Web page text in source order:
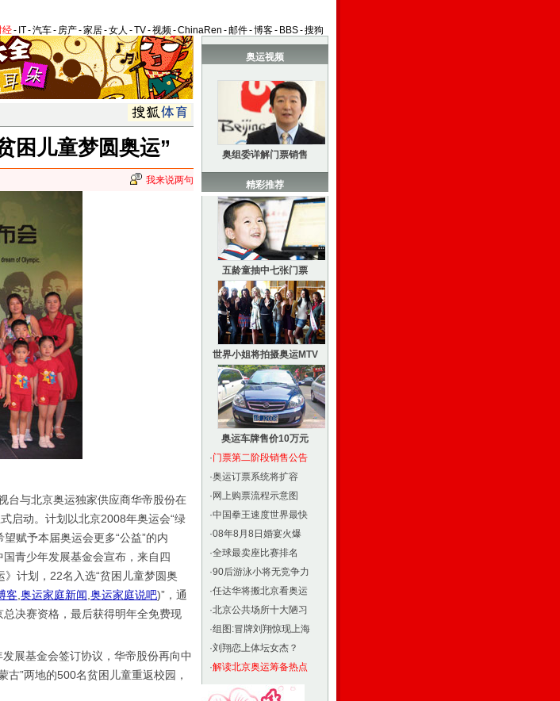
经- IT-汽车- 房产-家居-女人 -TV-视频-ChinaRen -邮件-博客- BBS-搜狗
困儿童梦圆奥运”
我来说两句
与北京奥运独家供应商华帝股份在
启动。计划以北京2008年奥运会“绿
赋予本届奥运会更多“公益”的内
青少年发展基金会宣布，来自四
计划，22名入选“贫困儿童梦圆奥
客 奥运家庭新闻 奥运家庭说吧)”，通
决赛资格，最后获得明年全免费现
展基金会签订协议，华帝股份再向中
”两地的500名贫困儿童重返校园，
奥运视频
奥组委详解门票销售
精彩推荐
五龄童抽中七张门票
世界小姐将拍摄奥运MTV
奥运车牌售价10万元
·门票第二阶段销售公告
·奥运订票系统将扩容
· 网上购票流程示意图
·中国拳王速度世界最快
·08年8月8日婚宴火爆
·全球最卖座比赛排名
·90后游泳小将无竞争力
·任达华将搬北京看奥运
·北京公共场所十大陋习
·组图:冒牌刘翔惊现上海
·刘翔恋上体坛女杰？
·解读北京奥运筹备热点